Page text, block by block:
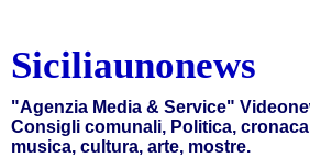
Siciliaunonews
"Agenzia Media & Service"
Consigli comunali, Politica,
musica, cultura, arte, mostre.